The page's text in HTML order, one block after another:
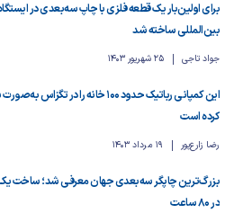
برای اولین‌بار یک قطعه فلزی با چاپ سه‌بعدی در
بین‌المللی ساخته شد
جواد تاجی 25 شهریور 1403
این کمپانی رباتیک حدود ۱۰۰ خانه را در
کرده است
رضا زارع‌پور 19 مرداد 1403
بزرگ‌ترین چاپگر سه‌بعدی جهان معرفی شد؛ ساخت یک
در 80 ساعت